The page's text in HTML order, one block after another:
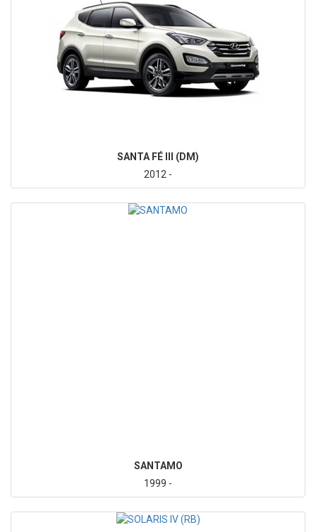
SANTA FÉ III (DM)
2012 -
SANTAMO
1999 -